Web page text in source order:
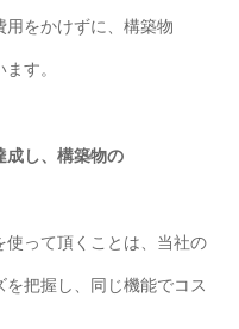
をかけずに、構築物
す。
成し、構築物の
使って頂くことは、当社の
把握し、同じ機能でコス